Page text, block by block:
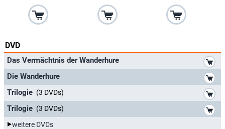
DVD
Das Vermächtnis der Wanderhure
Die Wanderhure
Trilogie (3 DVDs)
Trilogie (3 DVDs)
weitere DVDs